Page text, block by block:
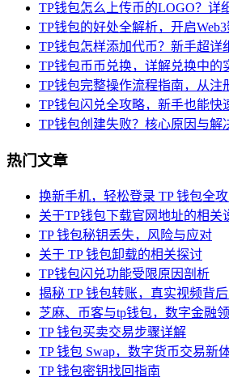
TP钱包怎么上传币的LOGO？详
TP钱包的好处全解析，开启
TP钱包怎样添加代币？新手超详
TP钱包币币兑换，详解兑换中的
TP钱包完整操作流程指南，从注
TP钱包闪兑全攻略，新手也能快
TP钱包创建失败？核心原因与解
热门文章
换新手机，轻松登录 TP 钱包全
关于TP钱包下载官网地址的相关
TP 钱包秘钥丢失，风险与应对
关于 TP 钱包卸载的相关探讨
TP钱包闪兑功能受限原因剖析
揭秘 TP 钱包转账，真实视频背
芝麻、币客与tp钱包，数字金融
TP 钱包买卖交易步骤详解
TP 钱包 Swap，数字货币交易新
TP 钱包密钥找回指南